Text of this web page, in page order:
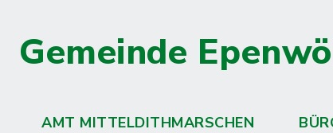
Gemeinde
AMT MITTELDITHMARSCHEN